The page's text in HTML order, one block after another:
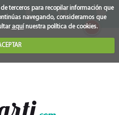
terceros para recopilar información que
navegando, consideramos que
aquínuestra política de cookies.
0